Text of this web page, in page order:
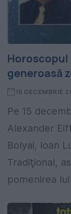
Horoscopul
generoasă
15 DECEMBRIE
Pe 15
Alexander
Bolyai, Ioan
Tradiţional,
pomenirea